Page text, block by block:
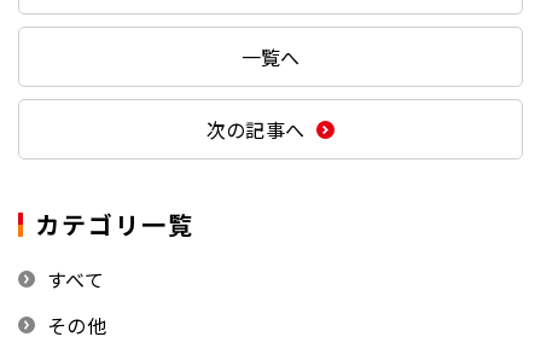
一覧へ
次の記事へ
カテゴリ一覧
すべて
その他